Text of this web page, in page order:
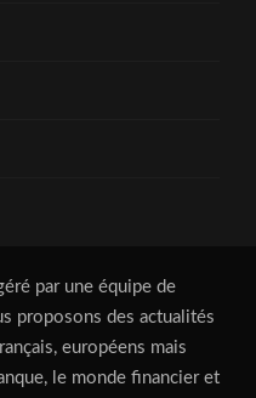
par une équipe de
proposons des actualités
européens mais
le monde financier et